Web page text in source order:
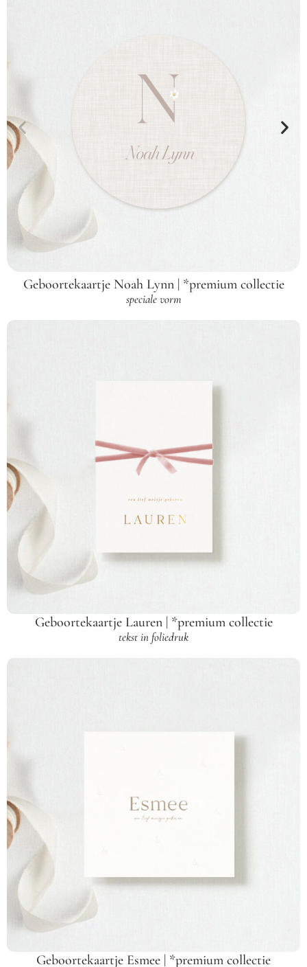
Geboortekaartje Noah Lynn | *premium collectie
speciale vorm
Geboortekaartje Lauren | *premium collectie
tekst in foliedruk
Geboortekaartje Esmee | *premium collectie